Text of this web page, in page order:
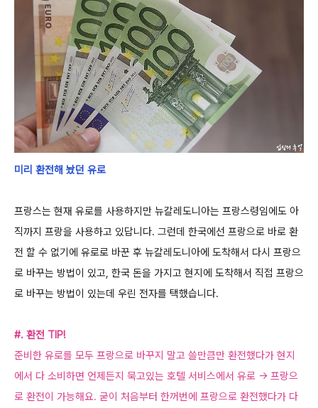
미리 환전해 놨던 유로
프랑스는 현재 유로를 사용하지만 뉴칼레도니아는 프랑스령임에도 아
직까지 프랑을 사용하고 있답니다. 그런데 한국에선 프랑으로 바로 환
전 할 수 없기에 유로로 바꾼 후 뉴칼레도니아에 도착해서 다시 프랑으
로 바꾸는 방법이 있고, 한국 돈을 가지고 현지에 도착해서 직접 프랑으
로 바꾸는 방법이 있는데 우린 전자를 택했습니다.
#. 환전 TIP!
준비한 유로를 모두 프랑으로 바꾸지 말고 쓸만큼만 환전했다가 현지
에서 다 소비하면 언제든지 묵고있는 호텔 서비스에서 유로 -> 프랑으
로 환전이 가능해요. 굳이 처음부터 한꺼번에 프랑으로 환전했다가 다